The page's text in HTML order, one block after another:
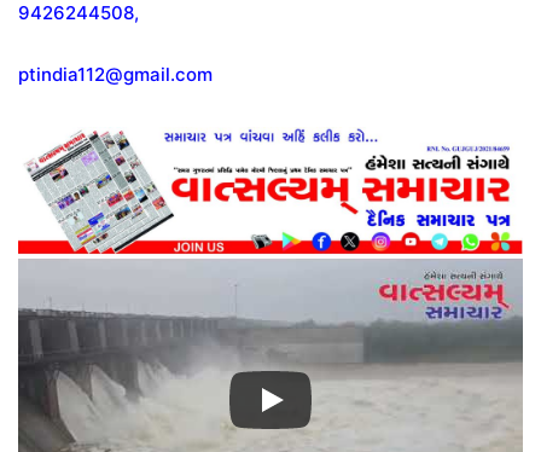
9426244508,
ptindia112@gmail.com